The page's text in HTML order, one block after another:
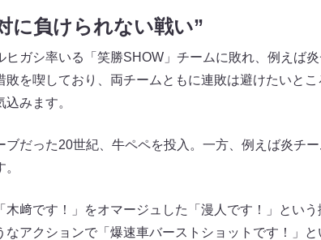
に負けられない戦い”
ガシ率いる「笑勝SHOW」チームに敗れ、例えば
を喫しており、両チームともに連敗は避けたいと
みます。
だった20世紀、牛ペペを投入。一方、例えば炎チ
﨑です！」をオマージュした「漫人です！」とい
アクションで「爆速車バーストショットです！」